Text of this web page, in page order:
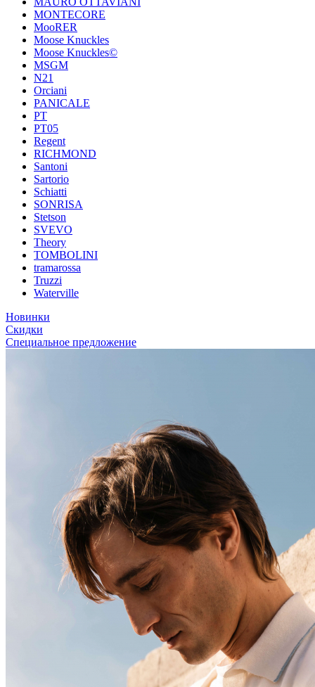
MONTECORE
MooRER
Moose Knuckles
Moose Knuckles©️
MSGM
N21
Orciani
PANICALE
PT
PT05
Regent
RICHMOND
Santoni
Sartorio
Schiatti
SONRISA
Stetson
SVEVO
Theory
TOMBOLINI
tramarossa
Truzzi
Waterville
Новинки
Скидки
Специальное предложение